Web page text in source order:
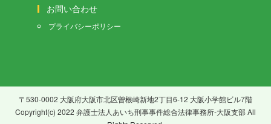
お問い合わせ
プライバシーポリシー
〒530-0002 大阪府大阪市北区曽根崎新地2丁目6-12 大阪小学館ビル7階
Copyright(c) 2022 弁護士法人あいち刑事事件総合法律事務所-大阪支部 All